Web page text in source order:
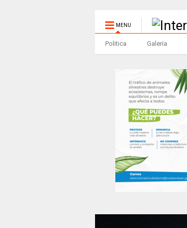
MENU
Politica Galeria